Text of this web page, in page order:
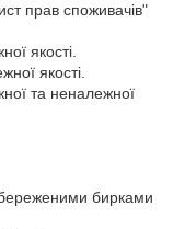
прав споживачів"
якості.
якості.
та неналежної
бирками